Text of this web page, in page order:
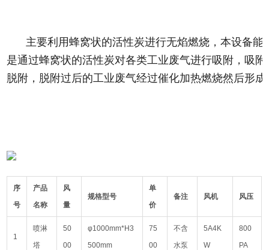
主要利用蜂窝状的活性炭进行无焰燃烧，本设备
是通过蜂窝状的活性炭对各类工业废气进行吸附，吸
脱附，脱附过后的工业废气经过催化加热燃烧然后形
序
号
产品
名称
风
量
规格型号
单
价
备注 风机 风压
1
喷淋
塔
50
00
φ1000mm*H3
500mm
75
00
不含
水泵
5A4K
W
800
PA